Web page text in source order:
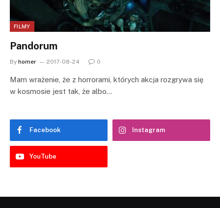
FILMY
Pandorum
By homer 2017-08-24 0
Mam wrażenie, że z horrorami, których akcja rozgrywa się
w kosmosie jest tak, że albo…
Facebook Instagram
YouTube